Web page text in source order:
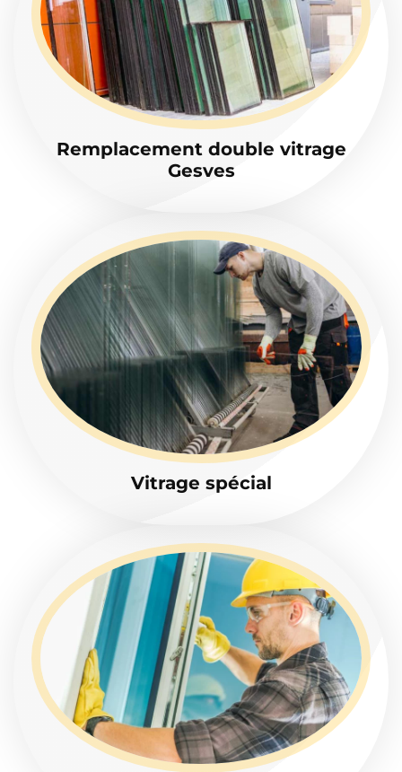
Remplacement double vitrage
Gesves
Vitrage spécial